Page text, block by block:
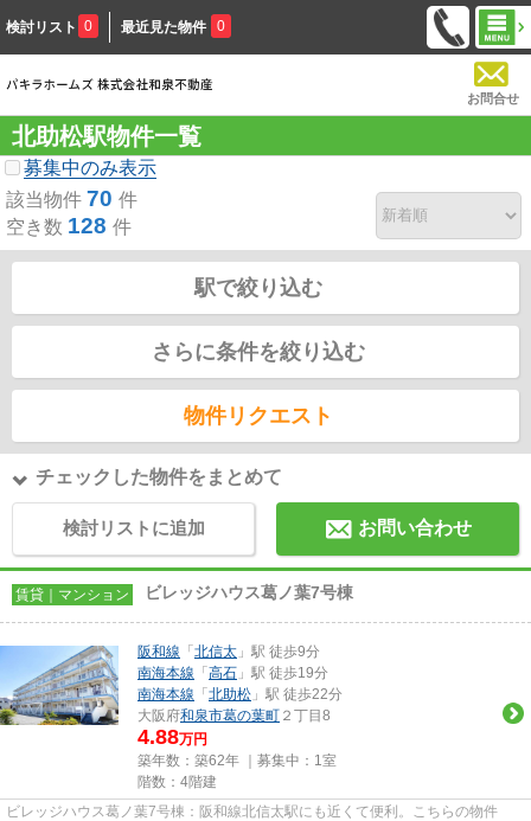
検討リスト 0 最近見た物件 0
お問合せ
北助松駅物件一覧
募集中のみ表示
該当物件 70 件
空き数 128 件
駅で絞り込む
さらに条件を絞り込む
物件リクエスト
チェックした物件をまとめて
検討リストに追加 お問い合わせ
賃貸｜マンション ビレッジハウス葛ノ葉7号棟
阪和線 「 北信太 」駅 徒歩9分
南海本線 「 高石 」駅 徒歩19分
南海本線 「 北助松 」駅 徒歩22分
大阪府和泉市葛の葉町 ２丁目8
4.88万円
築年数：築62年 ｜募集中： 1室
階数：4階建
ビレッジハウス葛ノ葉7号棟：阪和線北信太駅にも近くて便利。こちらの物件